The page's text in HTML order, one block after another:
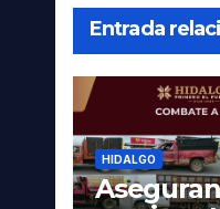
Entrada
HIDALGO
Aseguran